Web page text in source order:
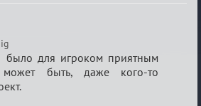
было для игроком приятным
быть, даже кого-то